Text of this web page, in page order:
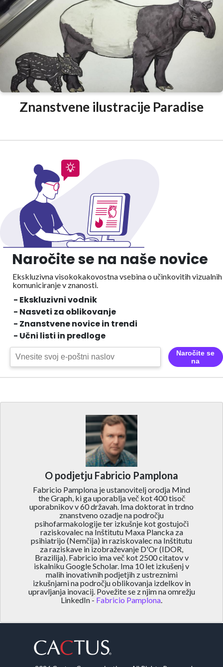
Znanstvene ilustracije Paradise
Naročite se na naše novice
Ekskluzivna visokokakovostna vsebina o učinkovitih vizualnih
komuniciranje v znanosti.
- Ekskluzivni vodnik
- Nasveti za oblikovanje
- Znanstvene novice in trendi
- Učni listi in predloge
Naročite se
na
O podjetju Fabricio Pamplona
Fabricio Pamplona je ustanovitelj orodja Mind
the Graph, ki ga uporablja več kot 400 tisoč
uporabnikov v 60 državah. Ima doktorat in trdno
znanstveno ozadje na področju
psihofarmakologije ter izkušnje kot gostujoči
raziskovalec na Inštitutu Maxa Plancka za
psihiatrijo (Nemčija) in raziskovalec na Inštitutu
za raziskave in izobraževanje D'Or (IDOR,
Brazilija). Fabricio ima več kot 2500 citatov v
iskalniku Google Scholar. Ima 10 let izkušenj v
malih inovativnih podjetjih z ustreznimi
izkušnjami na področju oblikovanja izdelkov in
upravljanja inovacij. Povežite se z njim na omrežju
LinkedIn - Fabricio Pamplona.